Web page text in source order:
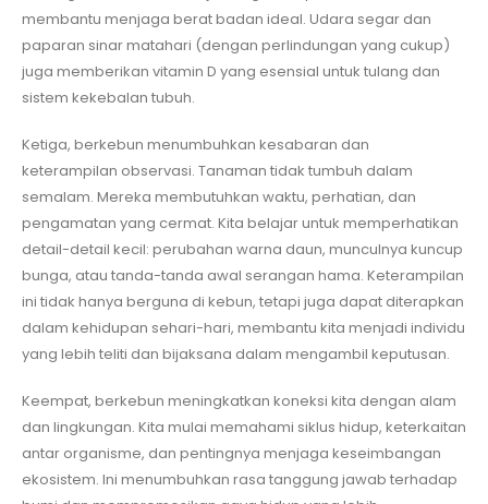
membantu menjaga berat badan ideal. Udara segar dan
paparan sinar matahari (dengan perlindungan yang cukup)
juga memberikan vitamin D yang esensial untuk tulang dan
sistem kekebalan tubuh.
Ketiga, berkebun menumbuhkan kesabaran dan
keterampilan observasi. Tanaman tidak tumbuh dalam
semalam. Mereka membutuhkan waktu, perhatian, dan
pengamatan yang cermat. Kita belajar untuk memperhatikan
detail-detail kecil: perubahan warna daun, munculnya kuncup
bunga, atau tanda-tanda awal serangan hama. Keterampilan
ini tidak hanya berguna di kebun, tetapi juga dapat diterapkan
dalam kehidupan sehari-hari, membantu kita menjadi individu
yang lebih teliti dan bijaksana dalam mengambil keputusan.
Keempat, berkebun meningkatkan koneksi kita dengan alam
dan lingkungan. Kita mulai memahami siklus hidup, keterkaitan
antar organisme, dan pentingnya menjaga keseimbangan
ekosistem. Ini menumbuhkan rasa tanggung jawab terhadap